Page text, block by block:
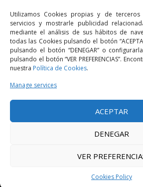
Utilizamos Cookies propias y de
servicios y mostrarle publicidad
mediante el análisis de sus hábitos de
todas las Cookies pulsando el botón
pulsando el botón “DENEGAR” o
pulsando el botón “VER PREFERENCIAS”.
nuestra Política de Cookies.
Manage services
ACEPTAR
DENEGAR
VER
Cookies Policy
bcn@bellavistalegal.eu
GRANOLLERS
C/ Sant Jaume, 16 1r, 08401
+34 93 860 39 60
grn@bellavistalegal.eu
MADRID
+34 91 431 98 21 | +34 91 431
mad@bellavistalegal.eu
© 2016 Bellavista Legal - All rights reserved -
Design: